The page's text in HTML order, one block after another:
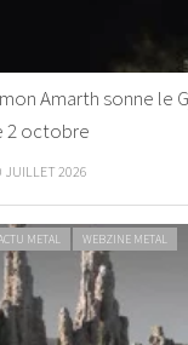
Amarth sonne le
2 octobre
JUILLET 2026
METAL WEBZINE METAL